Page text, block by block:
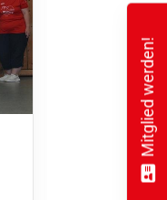
01.06.2026
Danke
Mitglied werden!